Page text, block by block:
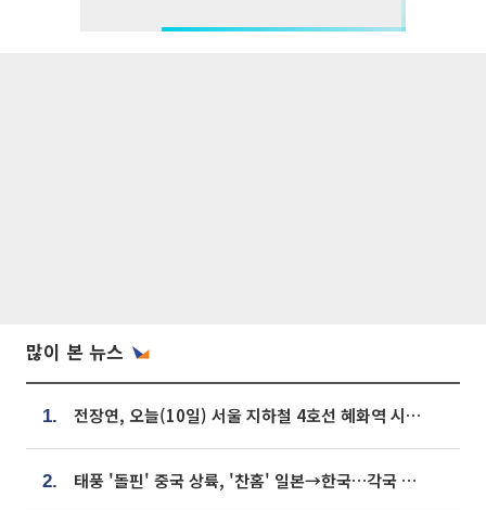
많이 본 뉴스
1. 전장연, 오늘(10일) 서울 지하철 4호선 혜화역 시위…1호선 용산역 무정차
2. 태풍 '돌핀' 중국 상륙, '찬홈' 일본→한국…각국 기상청 예상 경로는?